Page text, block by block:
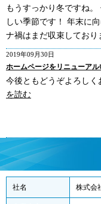
もうすっかり冬ですね
しい季節です！ 年末に
ナ禍はまだ収束しており
2019年09月30日
ホームページをリニューアル
今後ともどうぞよろし
を読む
社名 株式会